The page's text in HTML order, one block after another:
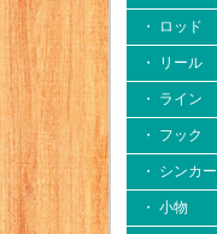
・ ロッド
・ リール
・ ライン
・ フック
・ シンカー
・ 小物